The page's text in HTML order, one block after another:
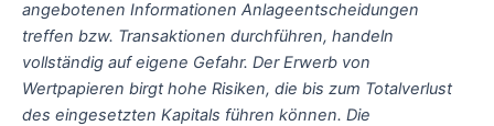
angebotenen Informationen Anlageentscheidungen
treffen bzw. Transaktionen durchführen, handeln
vollständig auf eigene Gefahr. Der Erwerb von
Wertpapieren birgt hohe Risiken, die bis zum Totalverlust
des eingesetzten Kapitals führen können. Die